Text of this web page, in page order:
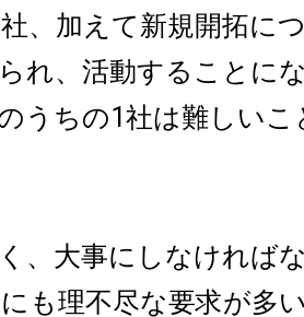
、加えて新規開拓に
れ、活動することに
うちの1社は難しい
、大事にしなければ
も理不尽な要求が多